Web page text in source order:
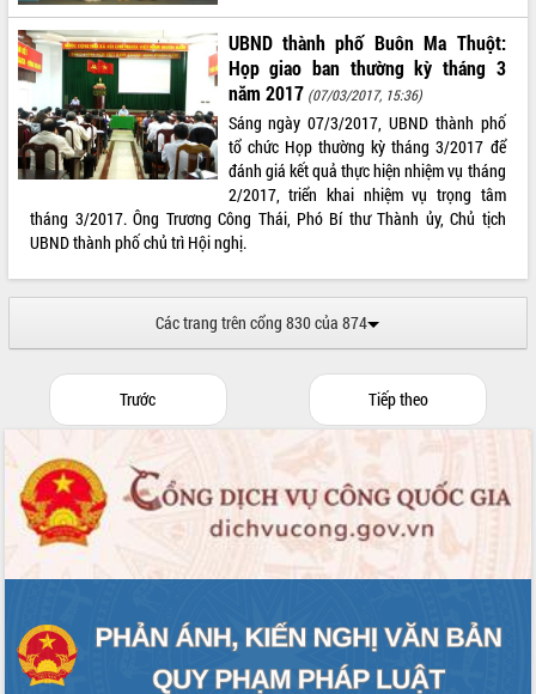
UBND thành phố Buôn Ma Thuột:
Họp giao ban thường kỳ tháng 3
năm 2017 (07/03/2017, 15:36)
Sáng ngày 07/3/2017, UBND thành phố
tổ chức Họp thường kỳ tháng 3/2017 để
đánh giá kết quả thực hiện nhiệm vụ tháng
2/2017, triển khai nhiệm vụ trọng tâm
tháng 3/2017. Ông Trương Công Thái, Phó Bí thư Thành ủy, Chủ tịch
UBND thành phố chủ trì Hội nghị.
Các trang trên cổng 830 của 874
Trước Tiếp theo